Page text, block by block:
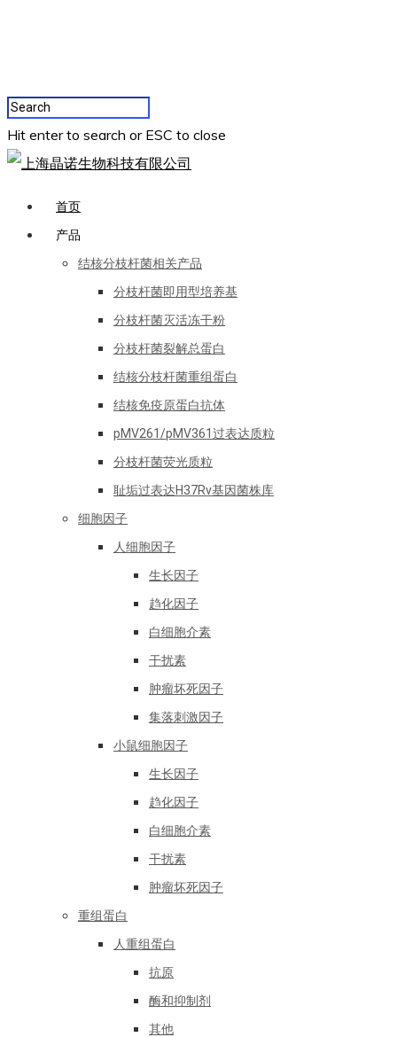
Hit enter to search or ESC to close
首页
产品
结核分枝杆菌相关产品
分枝杆菌即用型培养基
分枝杆菌灭活冻干粉
分枝杆菌裂解总蛋白
结核分枝杆菌重组蛋白
结核免疫原蛋白抗体
pMV261/pMV361过表达质粒
分枝杆菌荧光质粒
耻垢过表达H37Rv基因菌株库
细胞因子
人细胞因子
生长因子
趋化因子
白细胞介素
干扰素
肿瘤坏死因子
集落刺激因子
小鼠细胞因子
生长因子
趋化因子
白细胞介素
干扰素
肿瘤坏死因子
重组蛋白
人重组蛋白
抗原
酶和抑制剂
其他